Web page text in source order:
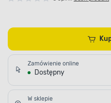
Zamówienie online
Dostępny
W sklepie